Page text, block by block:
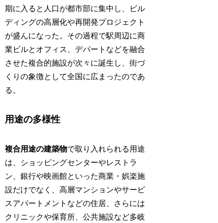
期に入ると人口が都市部に集中し、ビル
ディングの高層化や再開発プロジェクト
が盛んになった。その過程で駅周辺に商
業ビルとオフィス、デパートなどを融合
させた複合的施設が次々に誕生し、街づ
くりの象徴として全国に広まったのであ
る。
用途の多様性
複合用途の建築物で取り入れられる用途
は、ショッピングセンターやレストラ
ン、銀行や映画館といった商業・娯楽施
設だけでなく、高層マンションやサービ
スアパートメントなどの住居、さらには
クリニックや保育所、公共施設など多岐